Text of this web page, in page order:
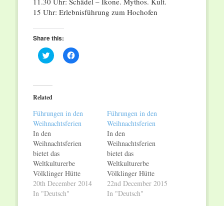
15 Uhr: Erlebnisführung zum Hochofen
Share this:
Click
to
(Opens
in
new
Click
to
Related
Führungen in den
Weihnachtsferien
In den
Weihnachtsferien
bietet das
Weltkulturerbe
Völklinger Hütte
zusätzliche Führungen
an. Ein Schwerpunkt
20th December 2014
In "Deutsch"
Führungen in den
Weihnachtsferien
In den
Weihnachtsferien
bietet das
Weltkulturerbe
Völklinger Hütte
zahlreiche öffentliche
Führungen an. Ein
22nd December 2015
In "Deutsch"